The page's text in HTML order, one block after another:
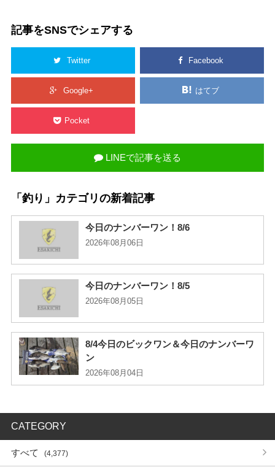
記事をSNSでシェアする
Twitter Facebook
Google+ はてブ
Pocket
LINEで記事を送る
「釣り」カテゴリの新着記事
今日のナンバーワン！8/6
2026年08月06日
今日のナンバーワン！8/5
2026年08月05日
8/4今日のビックワン＆今日のナンバーワ
ン
2026年08月04日
CATEGORY
すべて (4,377)